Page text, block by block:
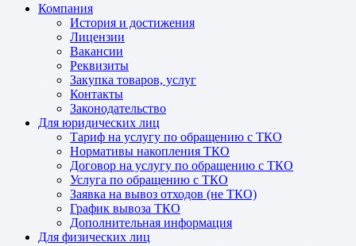
Компания
История и достижения
Лицензии
Вакансии
Реквизиты
Закупка товаров, услуг
Контакты
Законодательство
Для юридических лиц
Тариф на услугу по обращению с ТКО
Нормативы накопления ТКО
Договор на услугу по обращению с ТКО
Услуга по обращению с ТКО
Заявка на вывоз отходов (не ТКО)
График вывоза ТКО
Дополнительная информация
Для физических лиц